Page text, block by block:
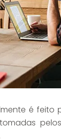
é feito